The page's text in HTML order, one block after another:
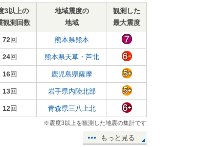
3以上の
観測回数
地域震度の
地域
観測した
最大震度
72回 熊本県熊本
24回 熊本県天草・芦北
16回 鹿児島県薩摩
13回 岩手県内陸北部
12回 青森県三八上北
※震度3以上を観測した地震の集計です
もっと見る